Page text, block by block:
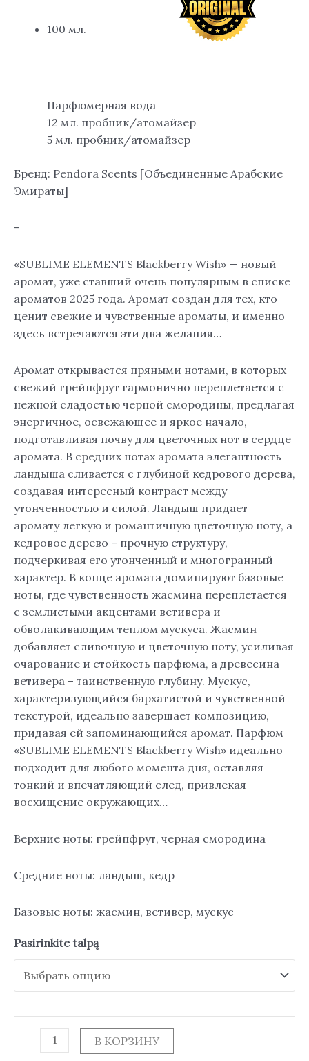
100 мл.
Парфюмерная вода
12 мл. пробник/атомайзер
5 мл. пробник/атомайзер
Бренд: Pendora Scents [Объединенные Арабские
Эмираты]
–
«SUBLIME ELEMENTS Blackberry Wish» — новый
аромат, уже ставший очень популярным в списке
ароматов 2025 года. Аромат создан для тех, кто
ценит свежие и чувственные ароматы, и именно
здесь встречаются эти два желания…
Аромат открывается пряными нотами, в которых
свежий грейпфрут гармонично переплетается с
нежной сладостью черной смородины, предлагая
энергичное, освежающее и яркое начало,
подготавливая почву для цветочных нот в сердце
аромата. В средних нотах аромата элегантность
ландыша сливается с глубиной кедрового дерева,
создавая интересный контраст между
утонченностью и силой. Ландыш придает
аромату легкую и романтичную цветочную ноту, а
кедровое дерево – прочную структуру,
подчеркивая его утонченный и многогранный
характер. В конце аромата доминируют базовые
ноты, где чувственность жасмина переплетается
с землистыми акцентами ветивера и
обволакивающим теплом мускуса. Жасмин
добавляет сливочную и цветочную ноту, усиливая
очарование и стойкость парфюма, а древесина
ветивера – таинственную глубину. Мускус,
характеризующийся бархатистой и чувственной
текстурой, идеально завершает композицию,
придавая ей запоминающийся аромат. Парфюм
«SUBLIME ELEMENTS Blackberry Wish» идеально
подходит для любого момента дня, оставляя
тонкий и впечатляющий след, привлекая
восхищение окружающих…
Верхние ноты: грейпфрут, черная смородина
Средние ноты: ландыш, кедр
Базовые ноты: жасмин, ветивер, мускус
Pasirinkite talpą
В КОРЗИНУ